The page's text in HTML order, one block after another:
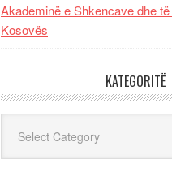
Akademinë e Shkencave dhe
Kosovës
KATEGORITË